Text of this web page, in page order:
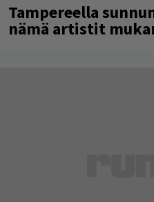
Tampereella
nämä artistit